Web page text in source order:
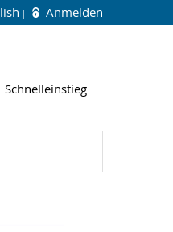
Anmelden
Schnelleinstieg